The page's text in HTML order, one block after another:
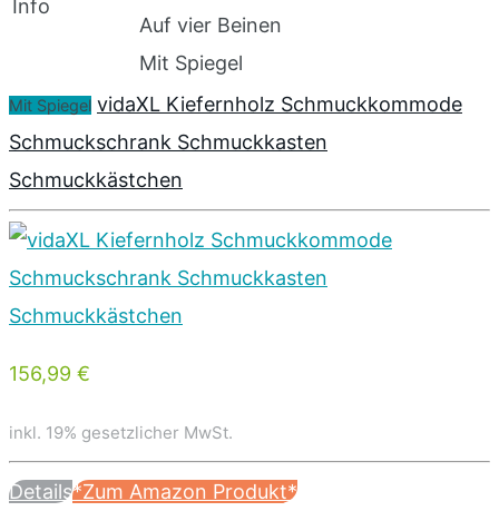
Info
Auf vier Beinen
Mit Spiegel
Mit Spiegel vidaXL Kiefernholz Schmuckkommode
Schmuckschrank Schmuckkasten
Schmuckkästchen
156,99 €
inkl. 19% gesetzlicher MwSt.
Details*Zum Amazon Produkt*